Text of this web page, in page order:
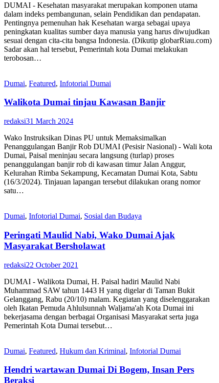
DUMAI - Kesehatan masyarakat merupakan komponen utama
dalam indeks pembangunan, selain Pendidikan dan pendapatan.
Pentingnya pemenuhan hak Kesehatan warga sebagai upaya
peningkatan kualitas sumber daya manusia yang harus diwujudkan
sesuai dengan cita-cita bangsa Indonesia. (Dikutip globarRiau.com)
Sadar akan hal tersebut, Pemerintah kota Dumai melakukan
terobosan…
Dumai, Featured, Infotorial Dumai
Walikota Dumai tinjau Kawasan Banjir
redaksi31 March 2024
Wako Instruksikan Dinas PU untuk Memaksimalkan
Penanggulangan Banjir Rob DUMAI (Pesisir Nasional) - Wali kota
Dumai, Paisal meninjau secara langsung (turlap) proses
penanggulangan banjir rob di kawasan timur Jalan Anggur,
Kelurahan Rimba Sekampung, Kecamatan Dumai Kota, Sabtu
(16/3/2024). Tinjauan lapangan tersebut dilakukan orang nomor
satu…
Dumai, Infotorial Dumai, Sosial dan Budaya
Peringati Maulid Nabi, Wako Dumai Ajak
Masyarakat Bersholawat
redaksi22 October 2021
DUMAI - Walikota Dumai, H. Paisal hadiri Maulid Nabi
Muhammad SAW tahun 1443 H yang digelar di Taman Bukit
Gelanggang, Rabu (20/10) malam. Kegiatan yang diselenggarakan
oleh Ikatan Pemuda Ahlulsunnah Waljama'ah Kota Dumai ini
bekerjasama dengan berbagai Organisasi Masyarakat serta juga
Pemerintah Kota Dumai tersebut…
Dumai, Featured, Hukum dan Kriminal, Infotorial Dumai
Hendri wartawan Dumai Di Bogem, Insan Pers
Beraksi